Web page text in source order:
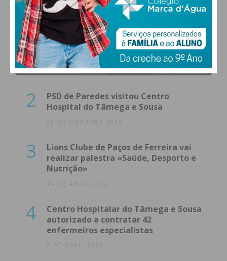
1
(VÍDEO) Carlos Alberto Silva vê
Unidade Local de Saúde como uma
oportunidade
23 DE NOVEMBRO 2023
2
PSD de Paredes visitou Centro
Hospital do Tâmega e Sousa
23 DE OUTUBRO 2023
3
Lions Clube de Paços de Ferreira vai
realizar palestra «Saúde, Desporto e
Nutrição»
14 DE ABRIL 2022
4
Centro Hospitalar do Tâmega e Sousa
autorizado a contratar 42
enfermeiros especialistas
8 DE ABRIL 2022